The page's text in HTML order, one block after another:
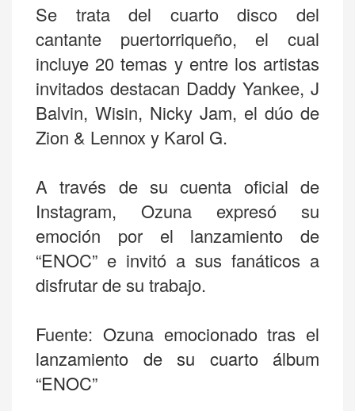
Se trata del cuarto disco del
cantante puertorriqueño, el cual
incluye 20 temas y entre los artistas
invitados destacan Daddy Yankee, J
Balvin, Wisin, Nicky Jam, el dúo de
Zion & Lennox y Karol G.
A través de su cuenta oficial de
Instagram, Ozuna expresó su
emoción por el lanzamiento de
“ENOC” e invitó a sus fanáticos a
disfrutar de su trabajo.
Fuente: Ozuna emocionado tras el
lanzamiento de su cuarto álbum
“ENOC”